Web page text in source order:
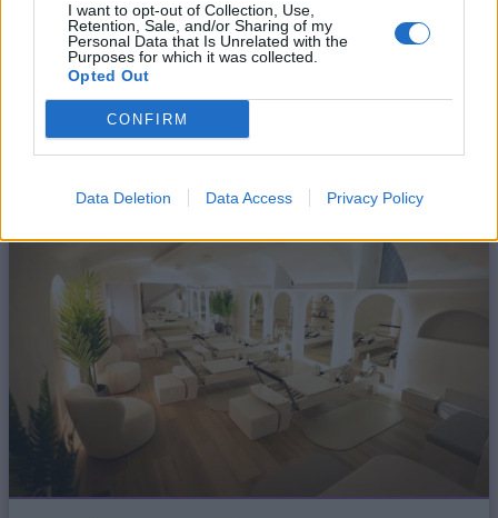
I want to opt-out of Collection, Use,
Retention, Sale, and/or Sharing of my
Personal Data that Is Unrelated with the
Purposes for which it was collected.
Opted Out
CONFIRM
Data Deletion Data Access Privacy Policy
PILATES A STRESSZ NEGATÍV HATÁSAI ELLEN
Egy jól feléíptett Pilates óra után megkönnyebbül a